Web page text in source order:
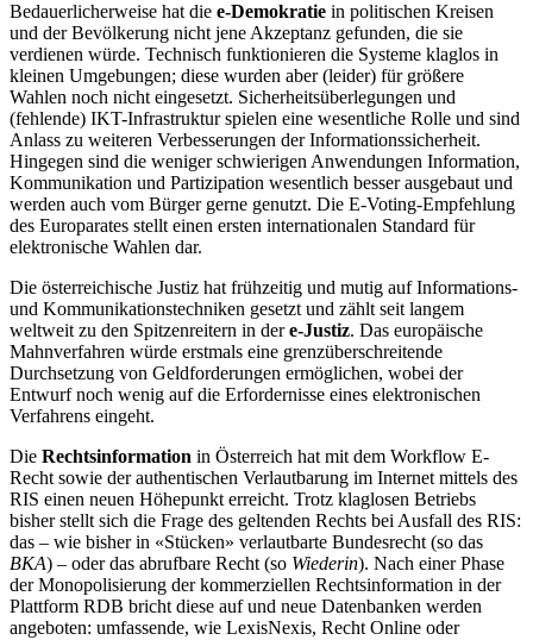
Bedauerlicherweise hat die e-Demokratie in politischen Kreisen
und der Bevölkerung nicht jene Akzeptanz gefunden, die sie
verdienen würde. Technisch funktionieren die Systeme klaglos in
kleinen Umgebungen; diese wurden aber (leider) für größere
Wahlen noch nicht eingesetzt. Sicherheitsüberlegungen und
(fehlende) IKT-Infrastruktur spielen eine wesentliche Rolle und sind
Anlass zu weiteren Verbesserungen der Informationssicherheit.
Hingegen sind die weniger schwierigen Anwendungen Information,
Kommunikation und Partizipation wesentlich besser ausgebaut und
werden auch vom Bürger gerne genutzt. Die E-Voting-Empfehlung
des Europarates stellt einen ersten internationalen Standard für
elektronische Wahlen dar.
Die österreichische Justiz hat frühzeitig und mutig auf Informations-
und Kommunikationstechniken gesetzt und zählt seit langem
weltweit zu den Spitzenreitern in dere-Justiz. Das europäische
Mahnverfahren würde erstmals eine grenzüberschreitende
Durchsetzung von Geldforderungen ermöglichen, wobei der
Entwurf noch wenig auf die Erfordernisse eines elektronischen
Verfahrens eingeht.
Die Rechtsinformation in Österreich hat mit dem Workflow E-
Recht sowie der authentischen Verlautbarung im Internet mittels des
RIS einen neuen Höhepunkt erreicht. Trotz klaglosen Betriebs
bisher stellt sich die Frage des geltenden Rechts bei Ausfall des RIS:
das – wie bisher in «Stücken» verlautbarte Bundesrecht (so das
BKA) – oder das abrufbare Recht (so Wiederin). Nach einer Phase
der Monopolisierung der kommerziellen Rechtsinformation in der
Plattform RDB bricht diese auf und neue Datenbanken werden
angeboten: umfassende, wie LexisNexis, Recht Online oder